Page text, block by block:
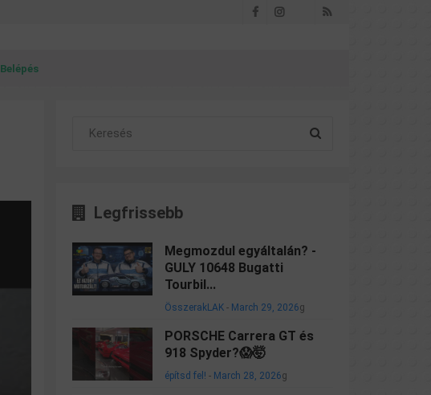
FacebookInstagramRSS
Belépés
Legfrissebb
Megmozdul egyáltalán? -
GULY 10648 Bugatti
Tourbil...
ÖsszerakLAK - March 29, 2026g
PORSCHE Carrera GT és
918 Spyder?😱🤯
építsd fel! - March 28, 2026g